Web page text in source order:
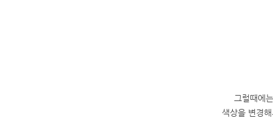
그럴때에
색상을 변경